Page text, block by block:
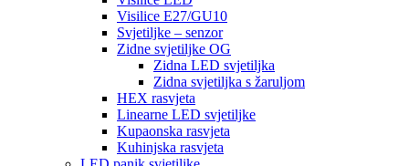
Visilice E27/GU10
Svjetiljke – senzor
Zidne svjetiljke OG
Zidna LED svjetiljka
Zidna svjetiljka s žaruljom
HEX rasvjeta
Linearne LED svjetiljke
Kupaonska rasvjeta
Kuhinjska rasvjeta